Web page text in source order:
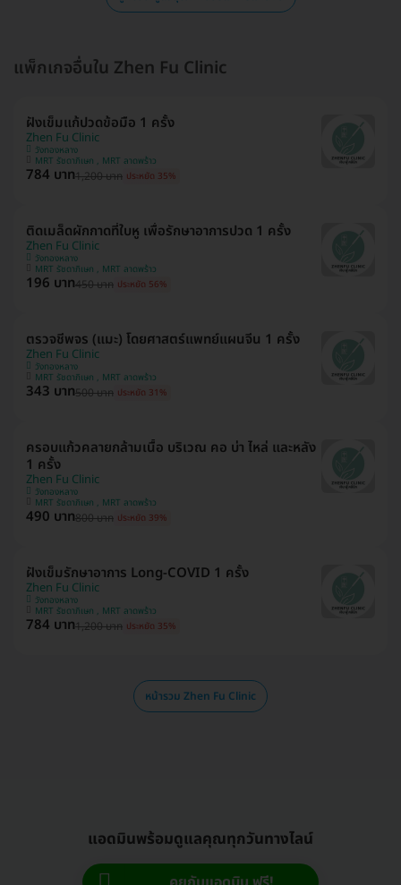
แพ็กเกจอื่นใน Zhen Fu Clinic
ฝังเข็มแก้ปวดข้อมือ 1 ครั้ง
Zhen Fu Clinic
วังทองหลาง
MRT รัชดาภิเษก , MRT ลาดพร้าว
784 บาท1,200 บาท ประหยัด 35%
ติดเมล็ดผักกาดที่ใบหู เพื่อรักษาอาการปวด 1 ครั้ง
Zhen Fu Clinic
วังทองหลาง
MRT รัชดาภิเษก , MRT ลาดพร้าว
196 บาท450 บาท ประหยัด 56%
ตรวจชีพจร (แมะ) โดยศาสตร์แพทย์แผนจีน 1 ครั้ง
Zhen Fu Clinic
วังทองหลาง
MRT รัชดาภิเษก , MRT ลาดพร้าว
343 บาท500 บาท ประหยัด 31%
ครอบแก้วคลายกล้ามเนื้อ บริเวณ คอ บ่า ไหล่ และหลัง
1 ครั้ง
Zhen Fu Clinic
วังทองหลาง
MRT รัชดาภิเษก , MRT ลาดพร้าว
490 บาท800 บาท ประหยัด 39%
ฝังเข็มรักษาอาการ Long-COVID 1 ครั้ง
Zhen Fu Clinic
วังทองหลาง
MRT รัชดาภิเษก , MRT ลาดพร้าว
784 บาท1,200 บาท ประหยัด 35%
หน้ารวม Zhen Fu Clinic
แอดมินพร้อมดูแลคุณทุกวันทางไลน์